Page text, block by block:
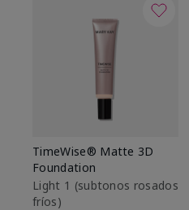
TimeWise® Matte 3D
Foundation
Light 1​ (subtonos rosados
fríos)